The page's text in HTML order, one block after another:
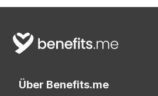
Über Benefits.me